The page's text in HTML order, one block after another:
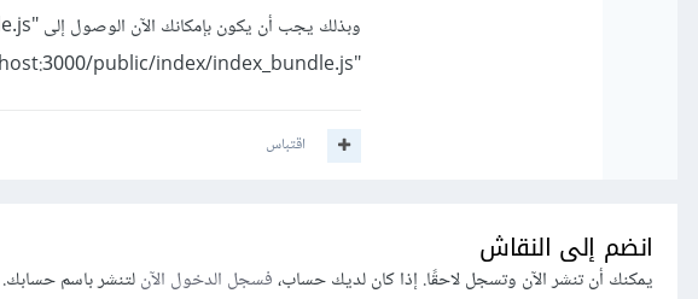
"http://localhost:3000/public/index/index_bundle.js".
اقتباس
انضم إلى النقاش
يمكنك أن تنشر الآن وتسجل لاحقًا. إذا كان لديك حساب،فسجل الدخول الآنلتنشر باسم حسابك.